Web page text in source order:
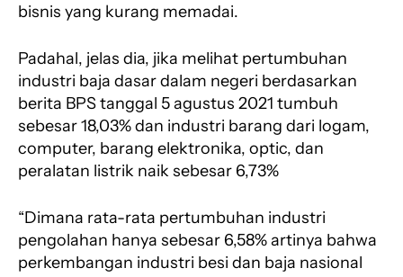
bisnis yang kurang memadai.
Padahal, jelas dia, jika melihat pertumbuhan
industri baja dasar dalam negeri berdasarkan
berita BPS tanggal 5 agustus 2021 tumbuh
sebesar 18,03% dan industri barang dari logam,
computer, barang elektronika, optic, dan
peralatan listrik naik sebesar 6,73%
“Dimana rata-rata pertumbuhan industri
pengolahan hanya sebesar 6,58% artinya bahwa
perkembangan industri besi dan baja nasional